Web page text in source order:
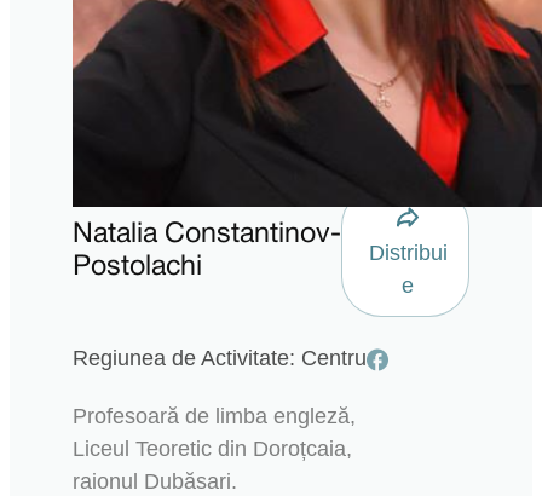
Natalia Constantinov-
Postolachi
Distribui
e
Regiunea de Activitate: Centru
Profesoară de limba engleză,
Liceul Teoretic din Doroțcaia,
raionul Dubăsari.